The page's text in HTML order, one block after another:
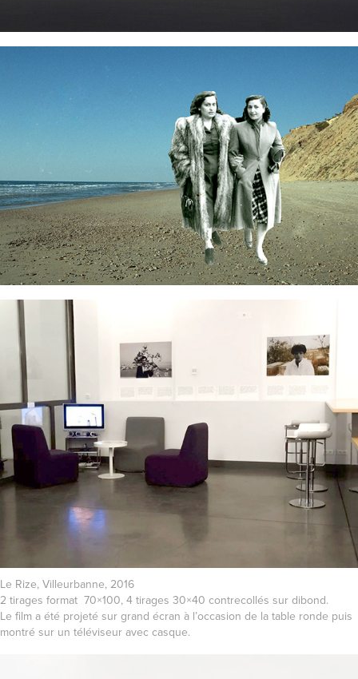
Le Rize, Villeurbanne, 2016
2 tirages format 70×100, 4 tirages 30×40 contrecollés sur dibond.
Le film a été projeté sur grand écran à l’occasion de la table ronde puis
montré sur un téléviseur avec casque.